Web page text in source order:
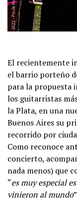
El recientemente
el barrio porteño
para la propuesta
los guitarristas
la Plata, en una
Buenos Aires su
recorrido por
Como reconoce
concierto,
nada menos) que
“es muy especial
vinieron al mundo